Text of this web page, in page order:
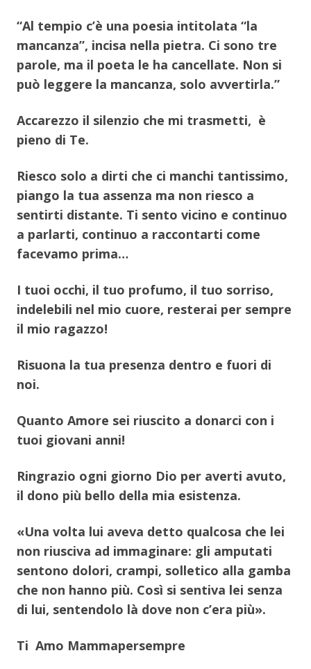
“Al tempio c’è una poesia intitolata “la
mancanza”, incisa nella pietra. Ci sono tre
parole, ma il poeta le ha cancellate. Non si
può leggere la mancanza, solo avvertirla.”
Accarezzo il silenzio che mi trasmetti, è
pieno di Te.
Riesco solo a dirti che ci manchi tantissimo,
piango la tua assenza ma non riesco a
sentirti distante. Ti sento vicino e continuo
a parlarti, continuo a raccontarti come
facevamo prima…
I tuoi occhi, il tuo profumo, il tuo sorriso,
indelebili nel mio cuore, resterai per sempre
il mio ragazzo!
Risuona la tua presenza dentro e fuori di
noi.
Quanto Amore sei riuscito a donarci con i
tuoi giovani anni!
Ringrazio ogni giorno Dio per averti avuto,
il dono più bello della mia esistenza.
«Una volta lui aveva detto qualcosa che lei
non riusciva ad immaginare: gli amputati
sentono dolori, crampi, solletico alla gamba
che non hanno più. Così si sentiva lei senza
di lui, sentendolo là dove non c’era più».
Ti Amo Mammapersempre